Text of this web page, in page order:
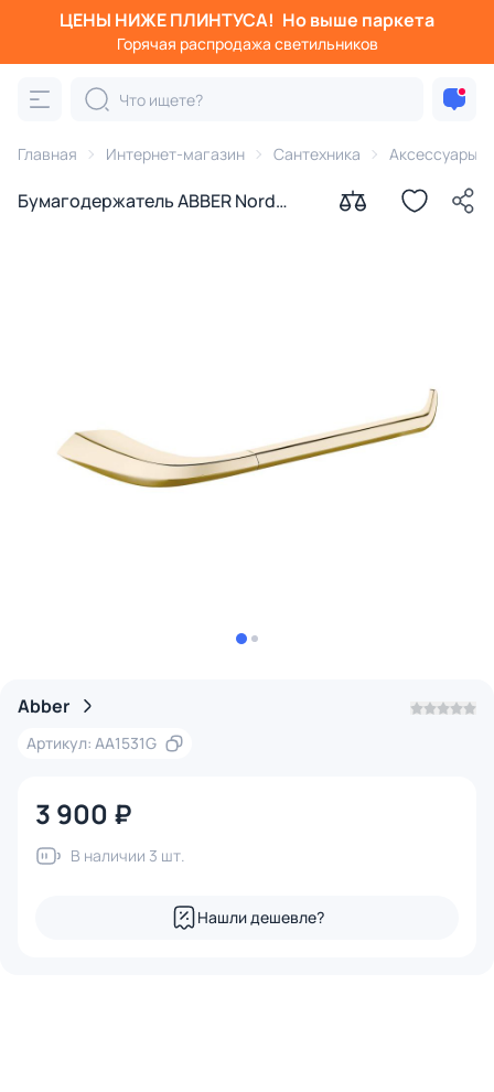
ЦЕНЫ НИЖЕ ПЛИНТУСА! Но выше паркета
Горячая распродажа светильников
Главная Интернет-магазин Сантехника Аксессуары
Бумагодержатель ABBER Nord
Abber
Артикул: AA1531G
3 900 ₽
В наличии 3 шт.
Нашли дешевле?